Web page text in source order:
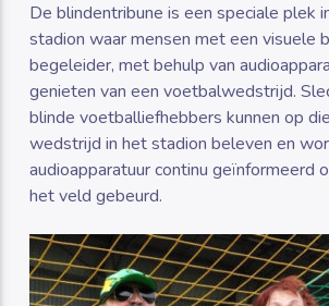
De blindentribune is een speciale plek
stadion waar mensen met een visuele
begeleider, met behulp van
genieten van een voetbalwedstrijd.
blinde voetballiefhebbers kunnen op
wedstrijd in het stadion beleven en
audioapparatuur continu geïnformeerd
het veld gebeurd.